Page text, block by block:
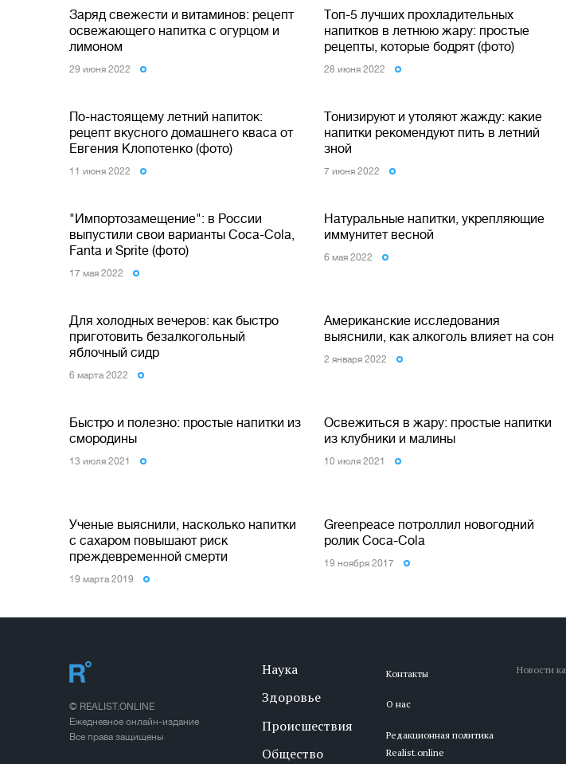
Заряд свежести и витаминов: рецепт
освежающего напитка с огурцом и
лимоном
29 июня 2022
Топ-5 лучших прохладительных
напитков в летнюю жару: простые
рецепты, которые бодрят (фото)
28 июня 2022
По-настоящему летний напиток:
рецепт вкусного домашнего кваса от
Евгения Клопотенко (фото)
11 июня 2022
Тонизируют и утоляют жажду: какие
напитки рекомендуют пить в летний
зной
7 июня 2022
"Импортозамещение": в России
выпустили свои варианты Coca-Cola,
Fanta и Sprite (фото)
17 мая 2022
Натуральные напитки, укрепляющие
иммунитет весной
6 мая 2022
Для холодных вечеров: как быстро
приготовить безалкогольный
яблочный сидр
6 марта 2022
Американские исследования
выяснили, как алкоголь влияет на сон
2 января 2022
Быстро и полезно: простые напитки из
смородины
13 июля 2021
Освежиться в жару: простые напитки
из клубники и малины
10 июля 2021
Ученые выяснили, насколько напитки
с сахаром повышают риск
преждевременной смерти
19 марта 2019
Greenpeace потроллил новогодний
ролик Coca-Cola
19 ноября 2017
© REALIST.ONLINE
Ежедневное онлайн-издание
Все права защищены
Наука
Здоровье
Происшествия
Общество
Контакты
О нас
Редакционная политика
Realist.online
Новости